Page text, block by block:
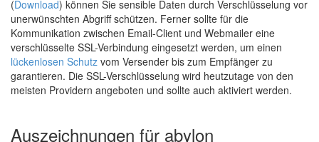
(Download) können Sie sensible Daten durch Verschlüsselung vor
unerwünschten Abgriff schützen. Ferner sollte für die
Kommunikation zwischen Email-Client und Webmailer eine
verschlüsselte SSL-Verbindung eingesetzt werden, um einen
lückenlosen Schutz vom Versender bis zum Empfänger zu
garantieren. Die SSL-Verschlüsselung wird heutzutage von den
meisten Providern angeboten und sollte auch aktiviert werden.
Auszeichnungen für abylon